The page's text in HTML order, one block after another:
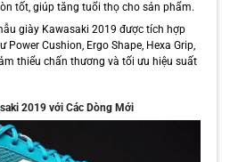
tốt, giúp tăng tuổi thọ cho sản phẩm.
giày Kawasaki 2019 được tích hợp
Power Cushion, Ergo Shape, Hexa Grip,
thiểu chấn thương và tối ưu hiệu suất
2019 với Các Dòng Mới